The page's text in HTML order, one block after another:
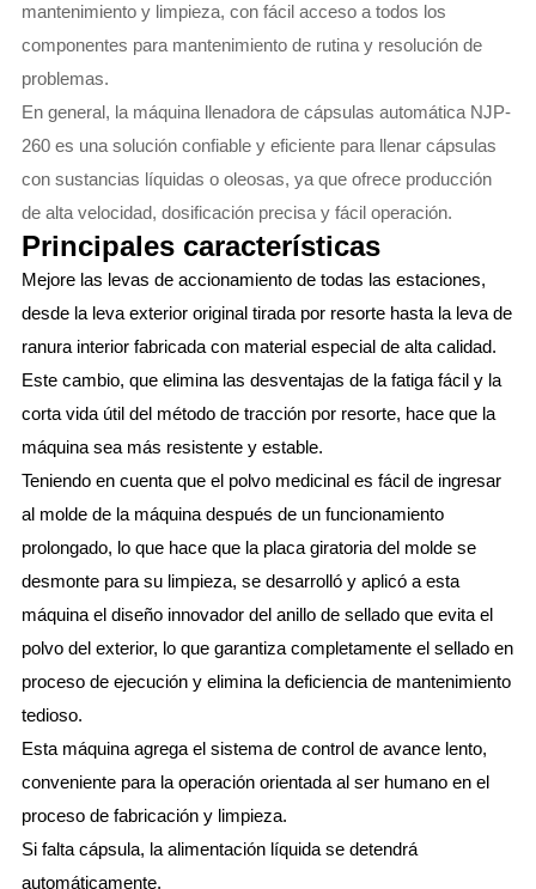
mantenimiento y limpieza, con fácil acceso a todos los
componentes para mantenimiento de rutina y resolución de
problemas.
En general, la máquina llenadora de cápsulas automática NJP-
260 es una solución confiable y eficiente para llenar cápsulas
con sustancias líquidas o oleosas, ya que ofrece producción
de alta velocidad, dosificación precisa y fácil operación.
Principales características
Mejore las levas de accionamiento de todas las estaciones,
desde la leva exterior original tirada por resorte hasta la leva de
ranura interior fabricada con material especial de alta calidad.
Este cambio, que elimina las desventajas de la fatiga fácil y la
corta vida útil del método de tracción por resorte, hace que la
máquina sea más resistente y estable.
Teniendo en cuenta que el polvo medicinal es fácil de ingresar
al molde de la máquina después de un funcionamiento
prolongado, lo que hace que la placa giratoria del molde se
desmonte para su limpieza, se desarrolló y aplicó a esta
máquina el diseño innovador del anillo de sellado que evita el
polvo del exterior, lo que garantiza completamente el sellado en
proceso de ejecución y elimina la deficiencia de mantenimiento
tedioso.
Esta máquina agrega el sistema de control de avance lento,
conveniente para la operación orientada al ser humano en el
proceso de fabricación y limpieza.
Si falta cápsula, la alimentación líquida se detendrá
automáticamente.